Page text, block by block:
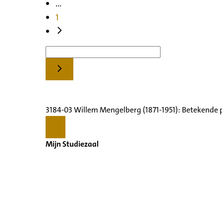
...
1
3184-03 Willem Mengelberg (1871-1951):
Mijn Studiezaal